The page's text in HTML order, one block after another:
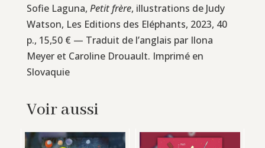
Sofie Laguna, Petit frère, illustrations de Judy
Watson, Les Editions des Eléphants, 2023, 40
p., 15,50 € — Traduit de l’anglais par Ilona
Meyer et Caroline Drouault. Imprimé en
Slovaquie
Voir aussi